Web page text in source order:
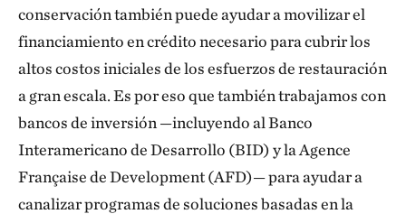
conservación también puede ayudar a movilizar el
financiamiento en crédito necesario para cubrir los
altos costos iniciales de los esfuerzos de restauración
a gran escala. Es por eso que también trabajamos con
bancos de inversión —incluyendo al Banco
Interamericano de Desarrollo (BID) y la Agence
Française de Development (AFD)— para ayudar a
canalizar programas de soluciones basadas en la